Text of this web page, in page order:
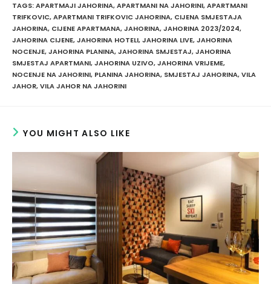
TAGS:APARTMAJI JAHORINA,APARTMANI NA JAHORINI,APARTMANI
TRIFKOVIC,APARTMANI TRIFKOVIC JAHORINA, CIJENA SMJESTAJA
JAHORINA, CIJENE APARTMANA,JAHORINA,JAHORINA 2023/2024,
JAHORINA CIJENE,JAHORINA HOTELI,JAHORINA LIVE,JAHORINA
NOCENJE,JAHORINA PLANINA,JAHORINA SMJESTAJ,JAHORINA
SMJESTAJ APARTMANI,JAHORINA UZIVO,JAHORINA VRIJEME,
NOCENJE NA JAHORINI, PLANINA JAHORINA, SMJESTAJ JAHORINA,VILA
JAHOR,VILA JAHOR NA JAHORINI
YOU MIGHT ALSO LIKE